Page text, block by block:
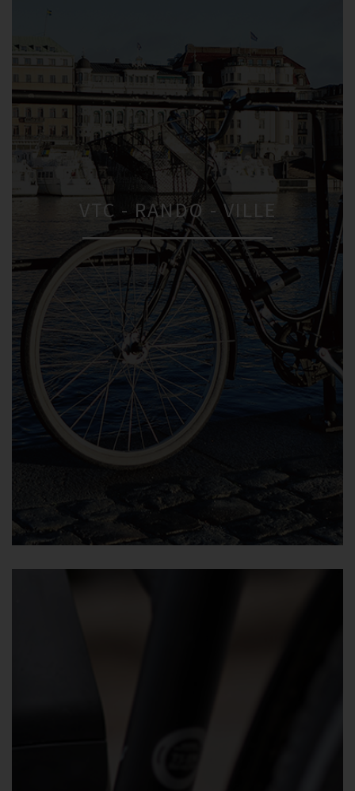
VTC - RANDO - VILLE